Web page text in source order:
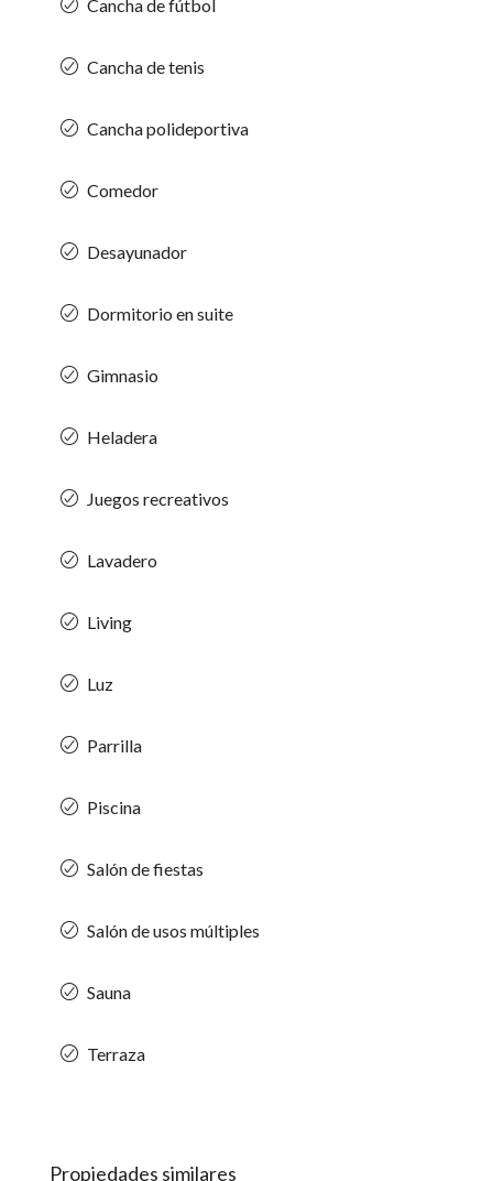
Cancha de fútbol
Cancha de tenis
Cancha polideportiva
Comedor
Desayunador
Dormitorio en suite
Gimnasio
Heladera
Juegos recreativos
Lavadero
Living
Luz
Parrilla
Piscina
Salón de fiestas
Salón de usos múltiples
Sauna
Terraza
Propiedades similares